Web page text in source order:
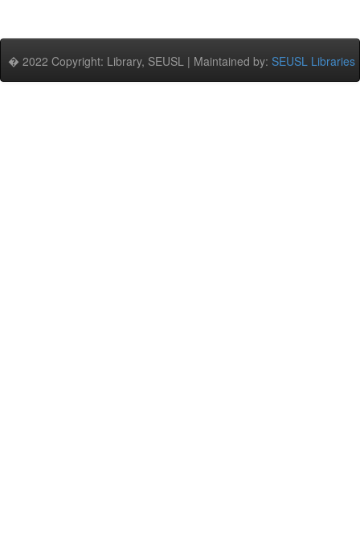
� 2022 Copyright: Library, SEUSL | Maintained by: SEUSL Libraries